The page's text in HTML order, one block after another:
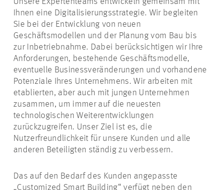
Ihnen eine Digitalisierungsstrategie. Wir begleiten
Sie bei der Entwicklung von neuen
Geschäftsmodellen und der Planung vom Bau bis
zur Inbetriebnahme. Dabei berücksichtigen wir Ihre
Anforderungen, bestehende Geschäftsmodelle,
eventuelle Businessveränderungen und vorhandene
Potenziale Ihres Unternehmens. Wir arbeiten mit
etablierten, aber auch mit jungen Unternehmen
zusammen, um immer auf die neuesten
technologischen Weiterentwicklungen
zurückzugreifen. Unser Ziel ist es, die
Nutzerfreundlichkeit für unsere Kunden und alle
anderen Beteiligten ständig zu verbessern.
Das auf den Bedarf des Kunden angepasste
„Customized Smart Building“ verfügt neben den